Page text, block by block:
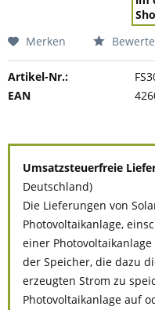
Merken
Artikel-Nr.:
EAN
Umsatzsteuerfreie
Deutschland)
Die Lieferungen von
Photovoltaikanlage,
einer
der Speicher, die dazu
erzeugten Strom zu
Photovoltaikanlage auf